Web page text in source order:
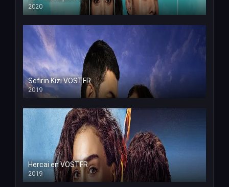
2020
Sefirin Kizi VOSTFR
2019
Hercai en VOSTFR
2019